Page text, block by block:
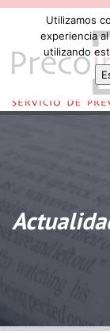
Utilizamos
experiencia
utilizando